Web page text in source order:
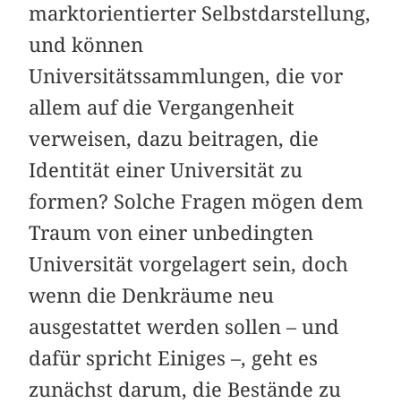
marktorientierter Selbstdarstellung,
und können
Universitätssammlungen, die vor
allem auf die Vergangenheit
verweisen, dazu beitragen, die
Identität einer Universität zu
formen? Solche Fragen mögen dem
Traum von einer unbedingten
Universität vorgelagert sein, doch
wenn die Denkräume neu
ausgestattet werden sollen – und
dafür spricht Einiges –, geht es
zunächst darum, die Bestände zu